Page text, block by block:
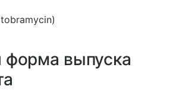
форма выпуска